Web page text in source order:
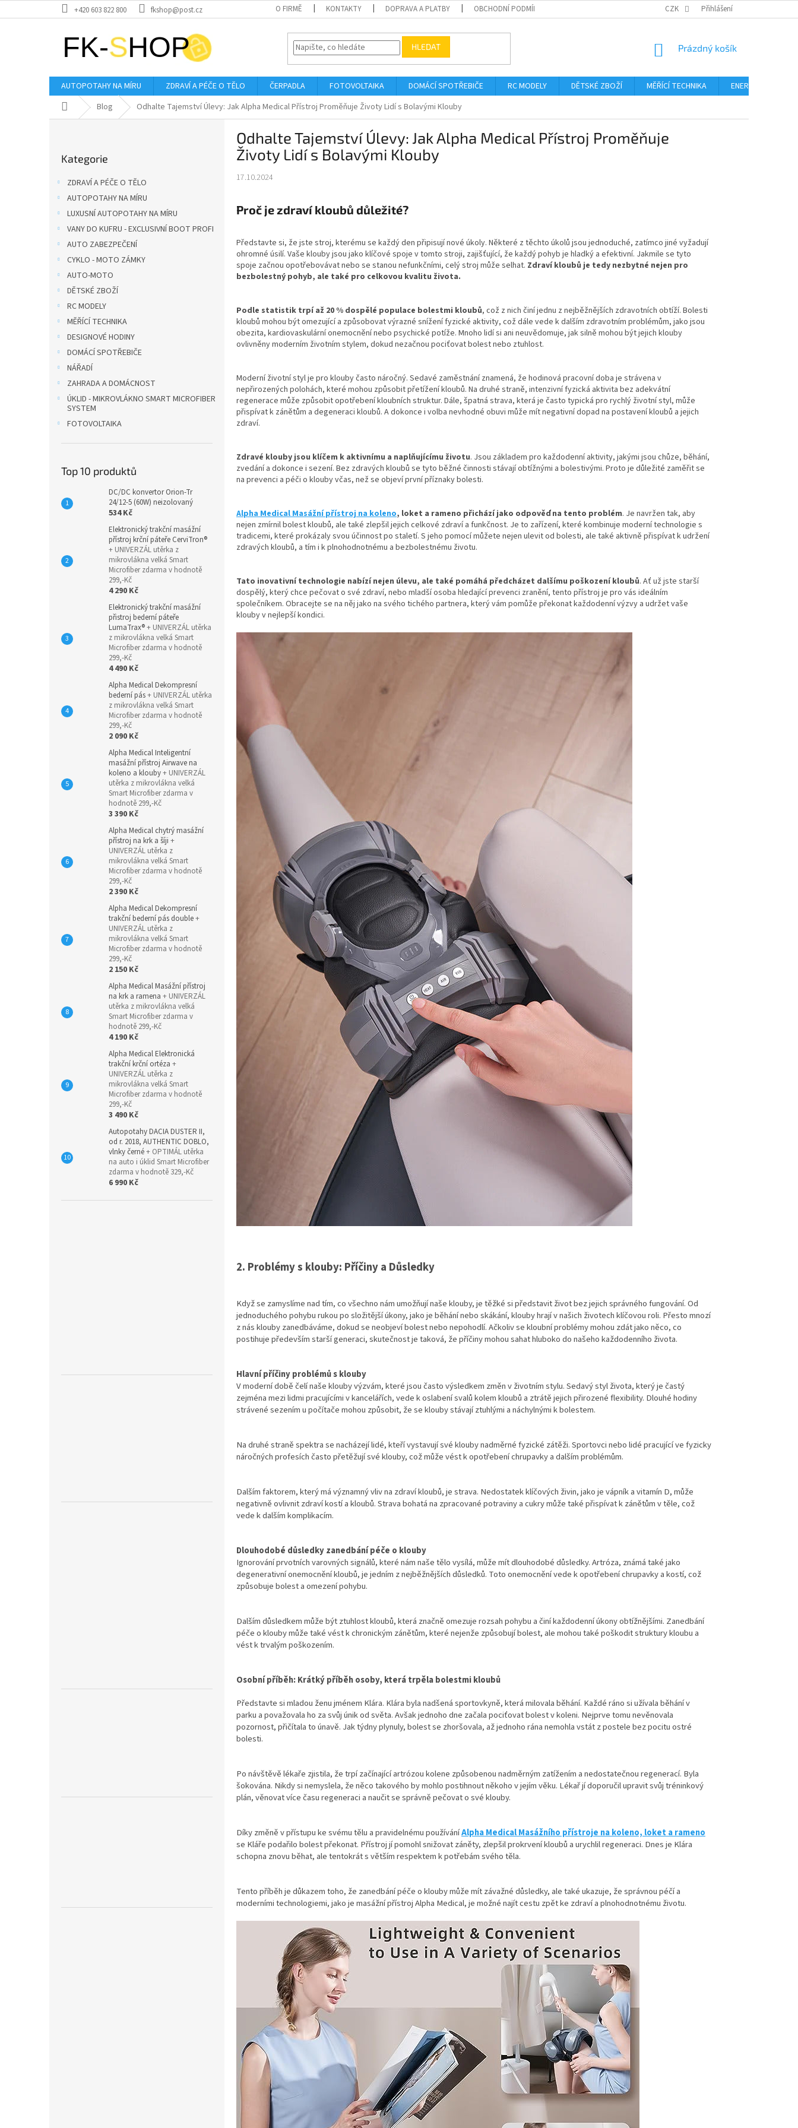
na
+420 603 822 800 fkshop@post.cz O FIRMĚ KONTAKTY DOPRAVA A PLATBY OBCHODNÍ PODMÍNKY PODMÍNKY OCHRANY OSOBNÍCH ÚDAJŮ FORMULÁŘ
CZK Přihlášení
HLEDAT
NÁKUPNÍ
Prázdný košík
AUTOPOTAHY NA MÍRU ZDRAVÍ A PÉČE O TĚLO ČERPADLA FOTOVOLTAIKA DOMÁCÍ SPOTŘEBIČE RC MODELY DĚTSKÉ ZBOŽÍ MĚŘÍCÍ TECHNIKA ENERGIE
Domů Blog Odhalte Tajemství Úlevy: Jak Alpha Medical Přístroj Proměňuje Životy Lidí s Bolavými Klouby
kategorie
Kategorie
ZDRAVÍ A PÉČE O TĚLO
AUTOPOTAHY NA MÍRU
LUXUSNÍ AUTOPOTAHY NA MÍRU
VANY DO KUFRU - EXCLUSIVNÍ BOOT PROFI
AUTO ZABEZPEČENÍ
CYKLO - MOTO ZÁMKY
AUTO-MOTO
DĚTSKÉ ZBOŽÍ
RC MODELY
MĚŘÍCÍ TECHNIKA
DESIGNOVÉ HODINY
DOMÁCÍ SPOTŘEBIČE
NÁŘADÍ
ZAHRADA A DOMÁCNOST
ÚKLID - MIKROVLÁKNO SMART MICROFIBER
SYSTEM
FOTOVOLTAIKA
Top 10 produktů
DC/DC konvertor Orion-Tr
24/12-5 (60W) neizolovaný
534 Kč
Elektronický trakční masážní
přístroj krční páteře CerviTron®
+ UNIVERZÁL utěrka z
mikrovlákna velká Smart
Microfiber zdarma v hodnotě
299,-Kč
4 290 Kč
Elektronický trakční masážní
přistroj bederní páteře
LumaTrax®+ UNIVERZÁL utěrka
z mikrovlákna velká Smart
Microfiber zdarma v hodnotě
299,-Kč
4 490 Kč
Alpha Medical Dekompresní
bederní pás+ UNIVERZÁL utěrka
z mikrovlákna velká Smart
Microfiber zdarma v hodnotě
299,-Kč
2 090 Kč
Alpha Medical Inteligentní
masážní přístroj Airwave na
koleno a klouby+ UNIVERZÁL
utěrka z mikrovlákna velká
Smart Microfiber zdarma v
hodnotě 299,-Kč
3 390 Kč
Alpha Medical chytrý masážní
přístroj na krk a šíji +
UNIVERZÁL utěrka z
mikrovlákna velká Smart
Microfiber zdarma v hodnotě
299,-Kč
2 390 Kč
Alpha Medical Dekompresní
trakční bederní pás double+
UNIVERZÁL utěrka z
mikrovlákna velká Smart
Microfiber zdarma v hodnotě
299,-Kč
2 150 Kč
Alpha Medical Masážní přístroj
na krk a ramena + UNIVERZÁL
utěrka z mikrovlákna velká
Smart Microfiber zdarma v
hodnotě 299,-Kč
4 190 Kč
Alpha Medical Elektronická
trakční krční ortéza +
UNIVERZÁL utěrka z
mikrovlákna velká Smart
Microfiber zdarma v hodnotě
299,-Kč
3 490 Kč
Autopotahy DACIA DUSTER II,
od r. 2018, AUTHENTIC DOBLO,
vlnky černé+ OPTIMÁL utěrka
na auto i úklid Smart Microfiber
zdarma v hodnotě 329,-Kč
6 990 Kč
Odhalte Tajemství Úlevy: Jak Alpha Medical Přístroj Proměňuje
Životy Lidí s Bolavými Klouby
17.10.2024
Proč je zdraví kloubů důležité?
Představte si, že jste stroj, kterému se každý den připisují nové úkoly. Některé z těchto úkolů jsou jednoduché, zatímco jiné vyžadují
ohromné úsilí. Vaše klouby jsou jako klíčové spoje v tomto stroji, zajišťující, že každý pohyb je hladký a efektivní. Jakmile se tyto
spoje začnou opotřebovávat nebo se stanou nefunkčními, celý stroj může selhat. Zdraví kloubů je tedy nezbytné nejen pro
bezbolestný pohyb, ale také pro celkovou kvalitu života.
Podle statistik trpí až 20 % dospělé populace bolestmi kloubů, což z nich činí jednu z nejběžnějších zdravotních obtíží. Bolesti
kloubů mohou být omezující a způsobovat výrazné snížení fyzické aktivity, což dále vede k dalším zdravotním problémům, jako jsou
obezita, kardiovaskulární onemocnění nebo psychické potíže. Mnoho lidí si ani neuvědomuje, jak silně mohou být jejich klouby
ovlivněny moderním životním stylem, dokud nezačnou pociťovat bolest nebo ztuhlost.
Moderní životní styl je pro klouby často náročný. Sedavé zaměstnání znamená, že hodinová pracovní doba je strávena v
nepřirozených polohách, které mohou způsobit přetížení kloubů. Na druhé straně, intenzivní fyzická aktivita bez adekvátní
regenerace může způsobit opotřebení kloubních struktur. Dále, špatná strava, která je často typická pro rychlý životní styl, může
přispívat k zánětům a degeneraci kloubů. A dokonce i volba nevhodné obuvi může mít negativní dopad na postavení kloubů a jejich
zdraví.
Zdravé klouby jsou klíčem k aktivnímu a naplňujícímu životu. Jsou základem pro každodenní aktivity, jakými jsou chůze, běhání,
zvedání a dokonce i sezení. Bez zdravých kloubů se tyto běžné činnosti stávají obtížnými a bolestivými. Proto je důležité zaměřit se
na prevenci a péči o klouby včas, než se objeví první příznaky bolesti.
Alpha Medical Masážní přístroj na koleno, loket a rameno přichází jako odpověď na tento problém. Je navržen tak, aby
nejen zmírnil bolest kloubů, ale také zlepšil jejich celkové zdraví a funkčnost. Je to zařízení, které kombinuje moderní technologie s
tradicemi, které prokázaly svou účinnost po staletí. S jeho pomocí můžete nejen ulevit od bolesti, ale také aktivně přispívat k udržení
zdravých kloubů, a tím i k plnohodnotnému a bezbolestnému životu.
Tato inovativní technologie nabízí nejen úlevu, ale také pomáhá předcházet dalšímu poškození kloubů. Ať už jste starší
dospělý, který chce pečovat o své zdraví, nebo mladší osoba hledající prevenci zranění, tento přístroj je pro vás ideálním
společníkem. Obracejte se na něj jako na svého tichého partnera, který vám pomůže překonat každodenní výzvy a udržet vaše
klouby v nejlepší kondici.
2. Problémy s klouby: Příčiny a Důsledky
Když se zamyslíme nad tím, co všechno nám umožňují naše klouby, je těžké si představit život bez jejich správného fungování. Od
jednoduchého pohybu rukou po složitější úkony, jako je běhání nebo skákání, klouby hrají v našich životech klíčovou roli. Přesto mnozí
z nás klouby zanedbáváme, dokud se neobjeví bolest nebo nepohodlí. Ačkoliv se kloubní problémy mohou zdát jako něco, co
postihuje především starší generaci, skutečnost je taková, že příčiny mohou sahat hluboko do našeho každodenního života.
Hlavní příčiny problémů s klouby
V moderní době čelí naše klouby výzvám, které jsou často výsledkem změn v životním stylu. Sedavý styl života, který je častý
zejména mezi lidmi pracujícími v kancelářích, vede k oslabení svalů kolem kloubů a ztrátě jejich přirozené flexibility. Dlouhé hodiny
strávené sezením u počítače mohou způsobit, že se klouby stávají ztuhlými a náchylnými k bolestem.
Na druhé straně spektra se nacházejí lidé, kteří vystavují své klouby nadměrné fyzické zátěži. Sportovci nebo lidé pracující ve fyzicky
náročných profesích často přetěžují své klouby, což může vést k opotřebení chrupavky a dalším problémům.
Dalším faktorem, který má významný vliv na zdraví kloubů, je strava. Nedostatek klíčových živin, jako je vápník a vitamín D, může
negativně ovlivnit zdraví kostí a kloubů. Strava bohatá na zpracované potraviny a cukry může také přispívat k zánětům v těle, což
vede k dalším komplikacím.
Dlouhodobé důsledky zanedbání péče o klouby
Ignorování prvotních varovných signálů, které nám naše tělo vysílá, může mít dlouhodobé důsledky. Artróza, známá také jako
degenerativní onemocnění kloubů, je jedním z nejběžnějších důsledků. Toto onemocnění vede k opotřebení chrupavky a kostí, což
způsobuje bolest a omezení pohybu.
Dalším důsledkem může být ztuhlost kloubů, která značně omezuje rozsah pohybu a činí každodenní úkony obtížnějšími. Zanedbání
péče o klouby může také vést k chronickým zánětům, které nejenže způsobují bolest, ale mohou také poškodit struktury kloubu a
vést k trvalým poškozením.
Osobní příběh: Krátký příběh osoby, která trpěla bolestmi kloubů
Představte si mladou ženu jménem Klára. Klára byla nadšená sportovkyně, která milovala běhání. Každé ráno si užívala běhání v
parku a považovala ho za svůj únik od světa. Avšak jednoho dne začala pociťovat bolest v koleni. Nejprve tomu nevěnovala
pozornost, přičítala to únavě. Jak týdny plynuly, bolest se zhoršovala, až jednoho rána nemohla vstát z postele bez pocitu ostré
bolesti.
Po návštěvě lékaře zjistila, že trpí začínající artrózou kolene způsobenou nadměrným zatížením a nedostatečnou regenerací. Byla
šokována. Nikdy si nemyslela, že něco takového by mohlo postihnout někoho v jejím věku. Lékař jí doporučil upravit svůj tréninkový
plán, věnovat více času regeneraci a naučit se správně pečovat o své klouby.
Díky změně v přístupu ke svému tělu a pravidelnému používáníAlpha Medical Masážního přístroje na koleno, loket a rameno
se Kláře podařilo bolest překonat. Přístroj jí pomohl snižovat záněty, zlepšil prokrvení kloubů a urychlil regeneraci. Dnes je Klára
schopna znovu běhat, ale tentokrát s větším respektem k potřebám svého těla.
Tento příběh je důkazem toho, že zanedbání péče o klouby může mít závažné důsledky, ale také ukazuje, že správnou péčí a
moderními technologiemi, jako je masážní přístroj Alpha Medical, je možné najít cestu zpět ke zdraví a plnohodnotnému životu.